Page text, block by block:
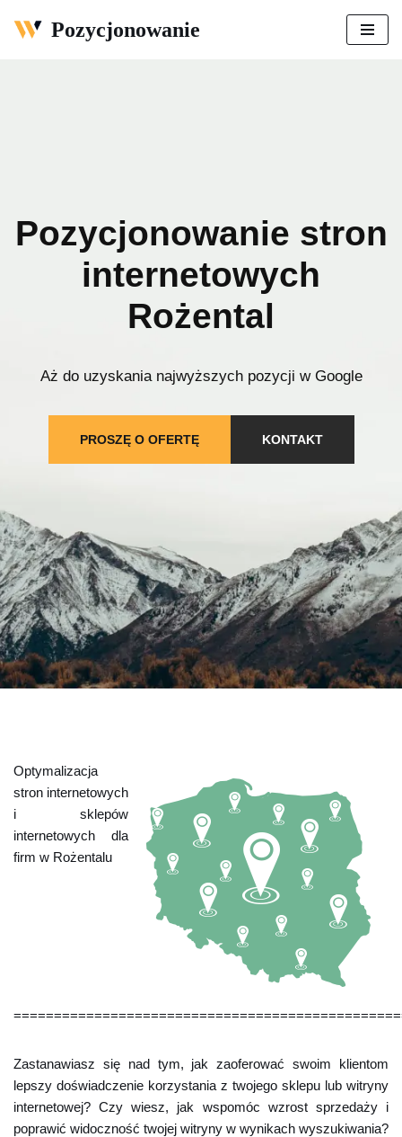
Pozycjonowanie
Pozycjonowanie stron
internetowych
Rożental
Aż do uzyskania najwyższych pozycji w Google
PROSZĘ O OFERTĘ KONTAKT
Optymalizacja
stron internetowych
i sklepów
internetowych dla
firm w Rożentalu
Zastanawiasz się nad tym, jak zaoferować swoim klientom
lepszy doświadczenie korzystania z twojego sklepu lub witryny
internetowej? Czy wiesz, jak wspomóc wzrost sprzedaży i
poprawić widoczność twojej witryny w wynikach wyszukiwania?